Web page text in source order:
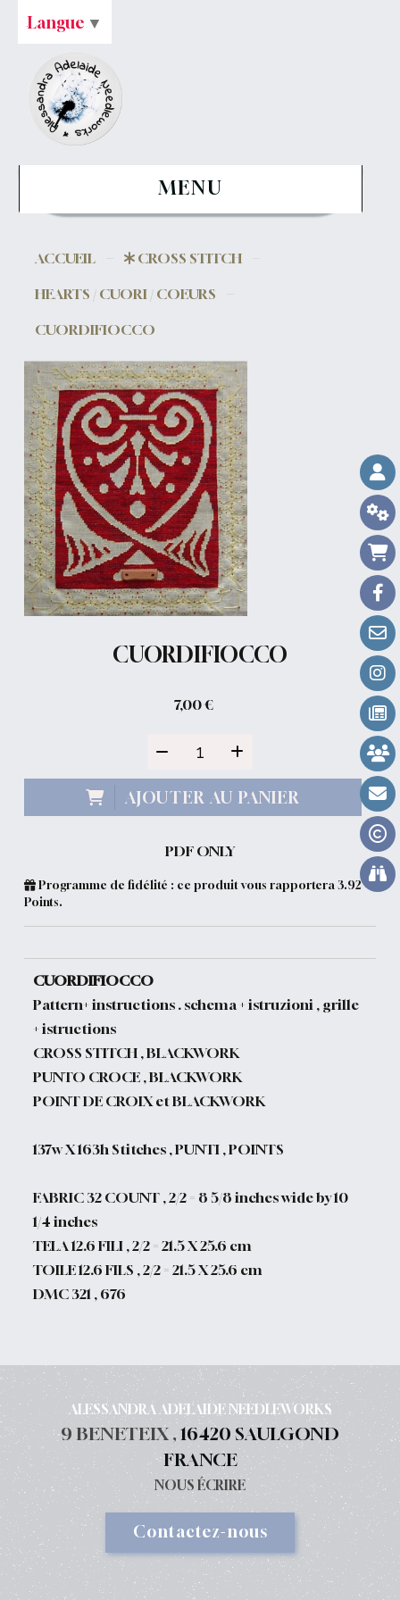
MENU
ACCUEIL
CROSS STITCH
HEARTS / CUORI / COEURS
CUORDIFIOCCO
CUORDIFIOCCO
7,00€
AJOUTER AU PANIER
PDF ONLY
Programme de fidélité : ce produit vous rapportera3.92
Points.
CUORDIFIOCCO
Pattern+ instructions . schema + istruzioni , grille
+ istructions
CROSS STITCH , BLACKWORK
PUNTO CROCE , BLACKWORK
POINT DE CROIX et BLACKWORK
137w X 163h Stitches , PUNTI , POINTS
FABRIC 32 COUNT , 2/2 = 8 5/8 inches wide by 10
1/4 inches
TELA 12.6 FILI , 2/2 = 21.5 X 25.6 cm
TOILE 12.6 FILS , 2/2 = 21.5 X 25.6 cm
DMC 321 , 676
ALESSANDRA ADELAIDE NEEDLEWORKS
9 BENETEIX ,16420 SAULGOND
FRANCE
NOUS ÉCRIRE
Contactez-nous
Langue ▼